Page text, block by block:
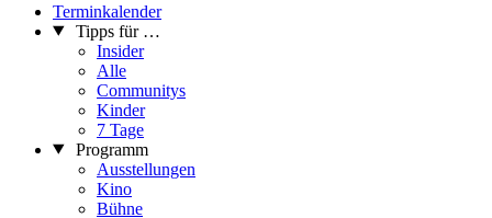
Terminkalender
Tipps für …
Insider
Alle
Communitys
Kinder
7 Tage
Programm
Ausstellungen
Kino
Bühne